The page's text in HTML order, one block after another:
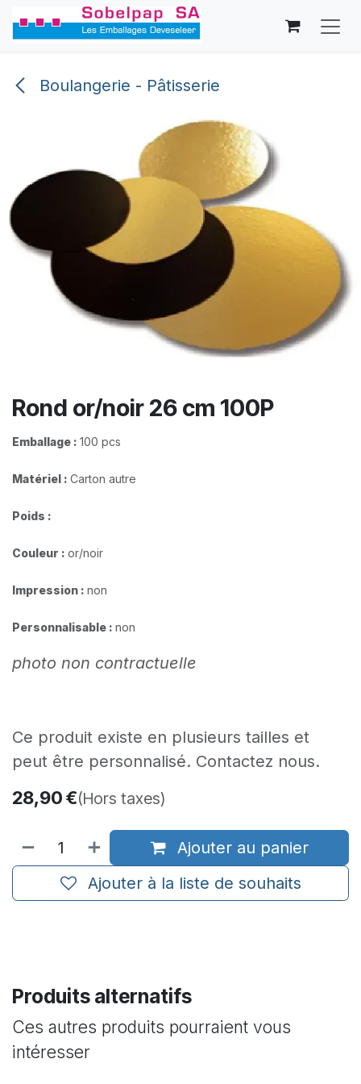
Se rendre au contenu
Boulangerie - Pâtisserie
Rond or/noir 26 cm 100P
Emballage : 100 pcs
Matériel : Carton autre
Poids :
Couleur : or/noir
Impression : non
Personnalisable : non
photo non contractuelle
Ce produit existe en plusieurs tailles et
peut être personnalisé. Contactez nous.
28,90€(Hors taxes)
Ajouter au panier
Ajouter à la liste de souhaits
Produits alternatifs
Ces autres produits pourraient vous
intéresser